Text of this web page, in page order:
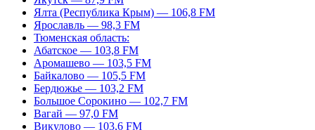
Ялта (Республика Крым) — 106,8 FM
Ярославль — 98,3 FM
Тюменская область:
Абатское — 103,8 FM
Аромашево — 103,5 FM
Байкалово — 105,5 FM
Бердюжье — 103,2 FM
Большое Сорокино — 102,7 FM
Вагай — 97,0 FM
Викулово — 103,6 FM